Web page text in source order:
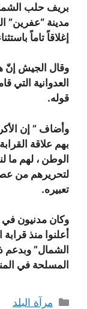
بريف حلب
مدينة “عفرين”
إغلاقاً تاماً
وقال الجيش إنّ
العدوانية التي
قوله.
وأضاف ” إن
بهم علاقة
الوطن ، لهم ما
لتحريرهم من
تعبيره.
وكان مدنيون في
أعلنوا منذ
الشمال” وبدعم
المسلحة في
التصنيفات
مرآة البلد